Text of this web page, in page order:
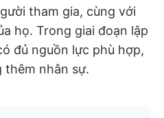
tham gia, cùng với
họ. Trong giai đoạn lập
đủ nguồn lực phù hợp,
thêm nhân sự.